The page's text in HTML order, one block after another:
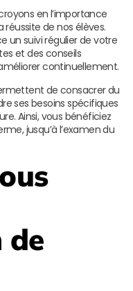
en l’importance
réussite de nos élèves.
un suivi régulier de votre
et des conseils
continuellement.
de consacrer du
ses besoins spécifiques
Ainsi, vous bénéficiez
jusqu’à l’examen du
de